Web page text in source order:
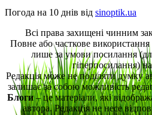
Погода на 10 днів від sinoptik.ua
Всі права захищені чинним
Повне або часткове
лише за умови посилання
гіперпосилання)
Редакція може не поділяти думку
залишає за собою можливість
Блоги– це матеріали, які
автора. Редакція не несе